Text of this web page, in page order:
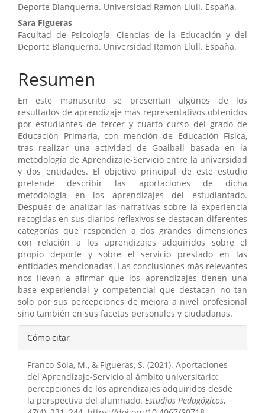
principal
del
artículo
Deporte Blanquerna. Universidad Ramon Llull. España.
Sara Figueras
Facultad de Psicología, Ciencias de la Educación y del
Deporte Blanquerna. Universidad Ramon Llull. España.
Resumen
En este manuscrito se presentan algunos de los
resultados de aprendizaje más representativos obtenidos
por estudiantes de tercer y cuarto curso del grado de
Educación Primaria, con mención de Educación Física,
tras realizar una actividad de Goalball basada en la
metodología de Aprendizaje-Servicio entre la universidad
y dos entidades. El objetivo principal de este estudio
pretende describir las aportaciones de dicha
metodología en los aprendizajes del estudiantado.
Después de analizar las narrativas sobre la experiencia
recogidas en sus diarios reflexivos se destacan diferentes
categorías que responden a dos grandes dimensiones
con relación a los aprendizajes adquiridos sobre el
propio deporte y sobre el servicio prestado en las
entidades mencionadas. Las conclusiones más relevantes
nos llevan a afirmar que los aprendizajes tienen una
base experiencial y competencial que destacan no tan
solo por sus percepciones de mejora a nivel profesional
sino también en sus facetas personales y ciudadanas.
Detalles
del
artículo
Cómo citar
Franco-Sola, M., & Figueras, S. (2021). Aportaciones
del Aprendizaje-Servicio al ámbito universitario:
percepciones de los aprendizajes adquiridos desde
la perspectiva del alumnado. Estudios Pedagógicos,